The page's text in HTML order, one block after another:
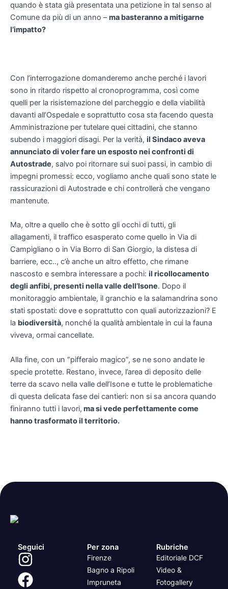
quando è stata già presentata una petizione in tal senso al
Comune da più di un anno –ma basteranno a mitigarne
l’impatto?
Con l’interrogazione domanderemo anche perché i lavori
sono in ritardo rispetto al cronoprogramma, così come
quelli per la risistemazione del parcheggio e della viabilità
davanti all’Ospedale e soprattutto cosa sta facendo questa
Amministrazione per tutelare quei cittadini, che stanno
subendo i maggiori disagi. Per la verità, il Sindaco aveva
annunciato di voler fare un esposto nei confronti di
Autostrade, salvo poi ritornare sui suoi passi, in cambio di
impegni promessi: ecco, vogliamo anche quali sono state le
rassicurazioni di Autostrade e chi controllerà che vengano
mantenute.
Ma, oltre a quello che è sotto gli occhi di tutti, gli
allagamenti, il traffico esasperato come quello in Via di
Campigliano o in Via Borro di San Giorgio, la distesa di
barriere, ecc.., c’è anche un altro effetto, che rimane
nascosto e sembra interessare a pochi: il ricollocamento
degli anfibi, presenti nella valle dell’Isone. Dopo il
monitoraggio ambientale, il granchio e la salamandrina sono
stati spostati: dove e soprattutto con quali autorizzazioni? E
la biodiversità, nonché la qualità ambientale in cui la fauna
viveva, ormai cancellate.
Alla fine, con un “pifferaio magico”, se ne sono andate le
specie protette. Restano, invece, l’area di deposito delle
terre da scavo nella valle dell’Isone e tutte le problematiche
di questa delicata fase dei cantieri: non si sa ancora quando
finiranno tutti i lavori, ma si vede perfettamente come
hanno trasformato il territorio.
Seguici Per zona
Firenze
Bagno a Ripoli
Impruneta
Rubriche
Editoriale DCF
Video &
Fotogallery